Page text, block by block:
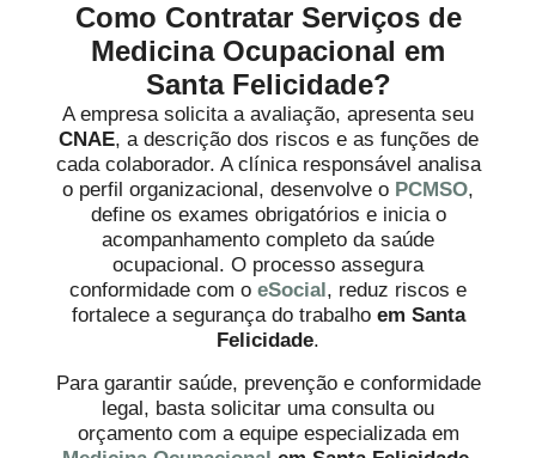
Como Contratar Serviços de
Medicina Ocupacional em
Santa Felicidade?
A empresa solicita a avaliação, apresenta seu
CNAE, a descrição dos riscos e as funções de
cada colaborador. A clínica responsável analisa
o perfil organizacional, desenvolve o PCMSO,
define os exames obrigatórios e inicia o
acompanhamento completo da saúde
ocupacional. O processo assegura
conformidade com o eSocial , reduz riscos e
fortalece a segurança do trabalho em Santa
Felicidade.
Para garantir saúde, prevenção e conformidade
legal, basta solicitar uma consulta ou
orçamento com a equipe especializada em